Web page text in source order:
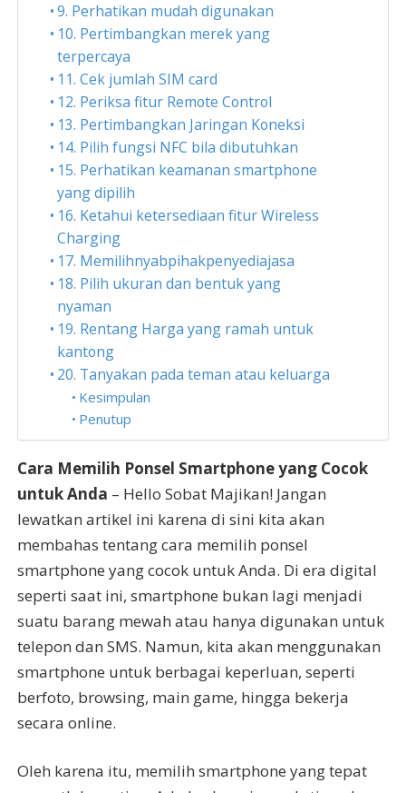
9. Perhatikan mudah digunakan
10. Pertimbangkan merek yang
terpercaya
11. Cek jumlah SIM card
12. Periksa fitur Remote Control
13. Pertimbangkan Jaringan Koneksi
14. Pilih fungsi NFC bila dibutuhkan
15. Perhatikan keamanan smartphone
yang dipilih
16. Ketahui ketersediaan fitur Wireless
Charging
17. Memilihnyabpihakpenyediajasa
18. Pilih ukuran dan bentuk yang
nyaman
19. Rentang Harga yang ramah untuk
kantong
20. Tanyakan pada teman atau keluarga
Kesimpulan
Penutup
Cara Memilih Ponsel Smartphone yang Cocok
untuk Anda – Hello Sobat Majikan! Jangan
lewatkan artikel ini karena di sini kita akan
membahas tentang cara memilih ponsel
smartphone yang cocok untuk Anda. Di era digital
seperti saat ini, smartphone bukan lagi menjadi
suatu barang mewah atau hanya digunakan untuk
telepon dan SMS. Namun, kita akan menggunakan
smartphone untuk berbagai keperluan, seperti
berfoto, browsing, main game, hingga bekerja
secara online.
Oleh karena itu, memilih smartphone yang tepat